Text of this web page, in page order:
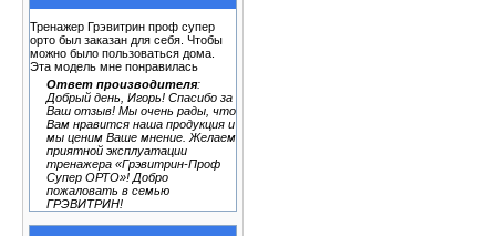
Тренажер Грэвитрин проф супер
орто был заказан для себя. Чтобы
можно было пользоваться дома.
Эта модель мне понравилась
Ответ производителя:
Добрый день, Игорь! Спасибо за
Ваш отзыв! Мы очень рады, что
Вам нравится наша продукция и
мы ценим Ваше мнение. Желаем
приятной эксплуатации
тренажера «Грэвитрин-Проф
Супер ОРТО»! Добро
пожаловать в семью
ГРЭВИТРИН!